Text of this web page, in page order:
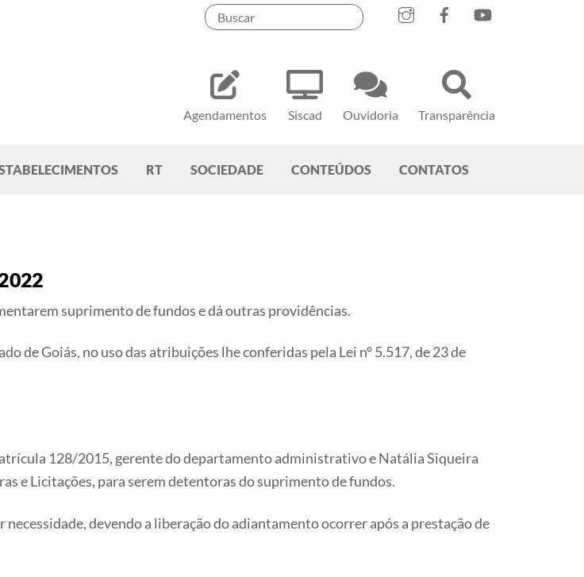
Agendamentos Siscad Ouvidoria Transparência
RT SOCIEDADE CONTEÚDOS CONTATOS
suprimento de fundos e dá outras providências.
de Goiás, no uso das atribuições lhe conferidas pela Lei n° 5.517, de 23 de
128/2015, gerente do departamento administrativo e Natália Siqueira
e Licitações, para serem detentoras do suprimento de fundos.
devendo a liberação do adiantamento ocorrer após a prestação de